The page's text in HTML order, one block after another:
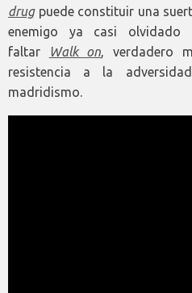
drugpuede constituir una
enemigo ya casi olvidado
faltar
Walk on, verdadero
resistencia a la
madridismo.